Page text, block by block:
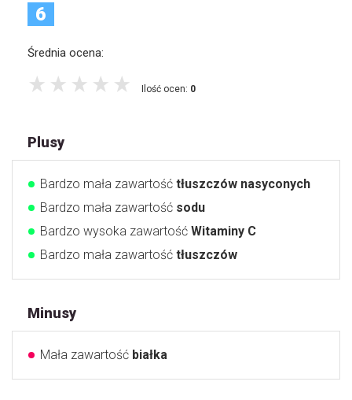
6
Średnia ocena:
Ilość ocen: 0
Plusy
Bardzo mała zawartość tłuszczów nasyconych
Bardzo mała zawartość sodu
Bardzo wysoka zawartość Witaminy C
Bardzo mała zawartość tłuszczów
Minusy
Mała zawartość białka